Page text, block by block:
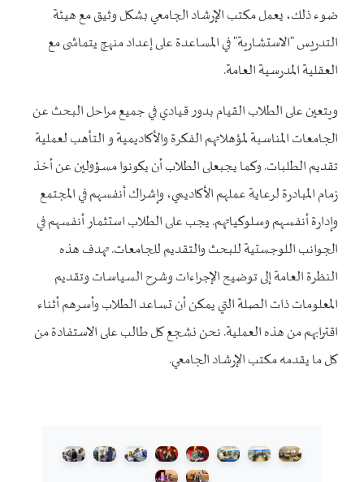
ضوء ذلك، يعمل مكتب الإرشاد الجامعي بشكل وثيق مع هيئة
التدريس "الاستشارية" في المساعدة على إعداد منهج يتماشى مع
العقلية المدرسية العامة.
ويتعين على الطلاب القيام بدور قيادي في جميع مراحل البحث عن
الجامعات المناسبة لمؤهلاتهم الفكرة والأكاديمية و التأهب لعملية
تقديم الطلبات. وكما يجبعلى الطلاب أن يكونوا مسؤولين عن أخذ
زمام المبادرة لرعاية عملهم الأكاديمي، وإشراك أنفسهم في المجتمع
وإدارة أنفسهم وسلوكياتهم. يجب على الطلاب استثمار أنفسهم في
الجوانب اللوجستية للبحث والتقديم للجامعات. تهدف هذه
النظرة العامة إلى توضيح الإجراءات وشرح السياسات وتقديم
المعلومات ذات الصلة التي يمكن أن تساعد الطلاب وأسرهم أثناء
اقترابهم من هذه العملية. نحن نشجع كل طالب على الاستفادة من
كل ما يقدمه مكتب الإرشاد الجامعي.